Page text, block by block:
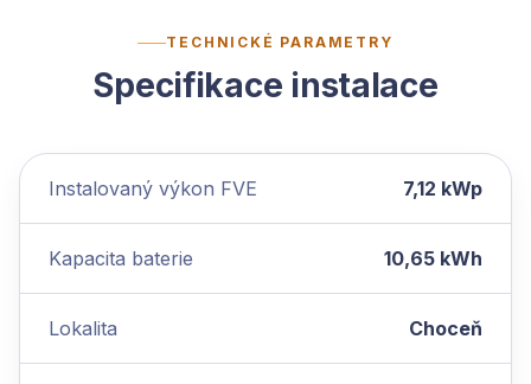
TECHNICKÉ PARAMETRY
Specifikace instalace
Instalovaný výkon FVE 7,12 kWp
Kapacita baterie 10,65 kWh
Lokalita Choceň